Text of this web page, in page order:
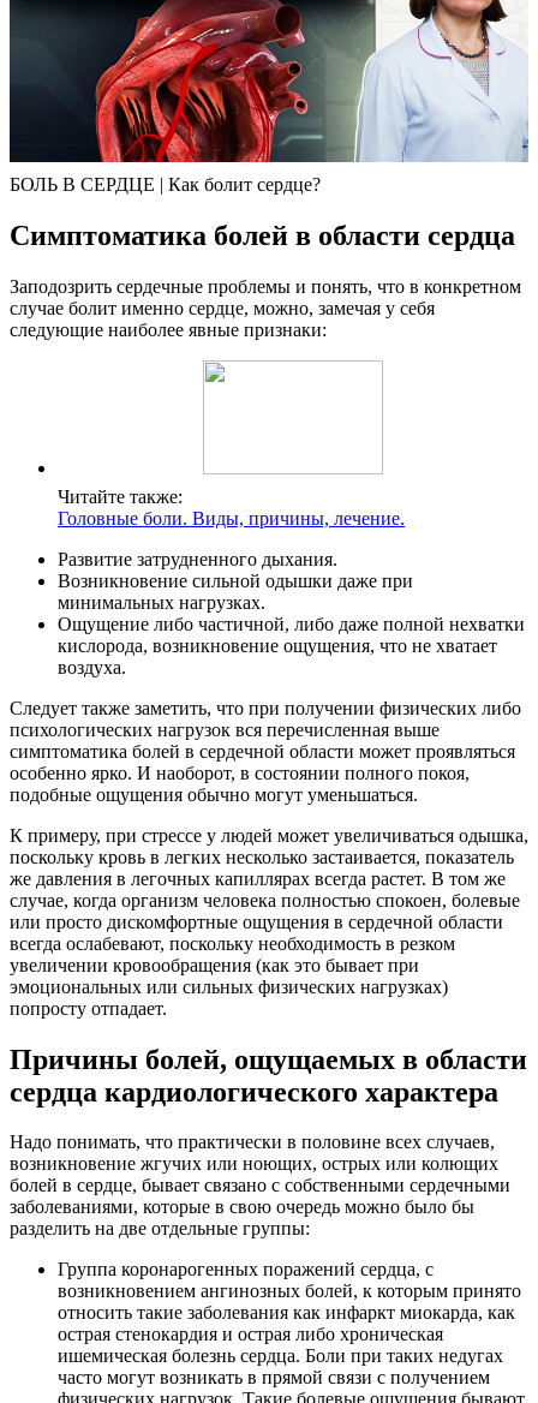
БОЛЬ В СЕРДЦЕ | Как болит сердце?
Симптоматика болей в области сердца
Заподозрить сердечные проблемы и понять, что в конкретном
случае болит именно сердце, можно, замечая у себя
следующие наиболее явные признаки:
Читайте также:
Головные боли. Виды, причины, лечение.
Развитие затрудненного дыхания.
Возникновение сильной одышки даже при
минимальных нагрузках.
Ощущение либо частичной, либо даже полной нехватки
кислорода, возникновение ощущения, что не хватает
воздуха.
Следует также заметить, что при получении физических либо
психологических нагрузок вся перечисленная выше
симптоматика болей в сердечной области может проявляться
особенно ярко. И наоборот, в состоянии полного покоя,
подобные ощущения обычно могут уменьшаться.
К примеру, при стрессе у людей может увеличиваться одышка,
поскольку кровь в легких несколько застаивается, показатель
же давления в легочных капиллярах всегда растет. В том же
случае, когда организм человека полностью спокоен, болевые
или просто дискомфортные ощущения в сердечной области
всегда ослабевают, поскольку необходимость в резком
увеличении кровообращения (как это бывает при
эмоциональных или сильных физических нагрузках)
попросту отпадает.
Причины болей, ощущаемых в области
сердца кардиологического характера
Надо понимать, что практически в половине всех случаев,
возникновение жгучих или ноющих, острых или колющих
болей в сердце, бывает связано с собственными сердечными
заболеваниями, которые в свою очередь можно было бы
разделить на две отдельные группы:
Группа коронарогенных поражений сердца, с
возникновением ангинозных болей, к которым принято
относить такие заболевания как инфаркт миокарда, как
острая стенокардия и острая либо хроническая
ишемическая болезнь сердца. Боли при таких недугах
часто могут возникать в прямой связи с получением